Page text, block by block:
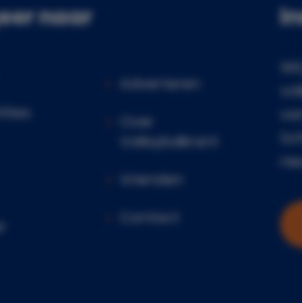
naar
Adverteren
Over
Volleybalkrant
Vrienden
Contact